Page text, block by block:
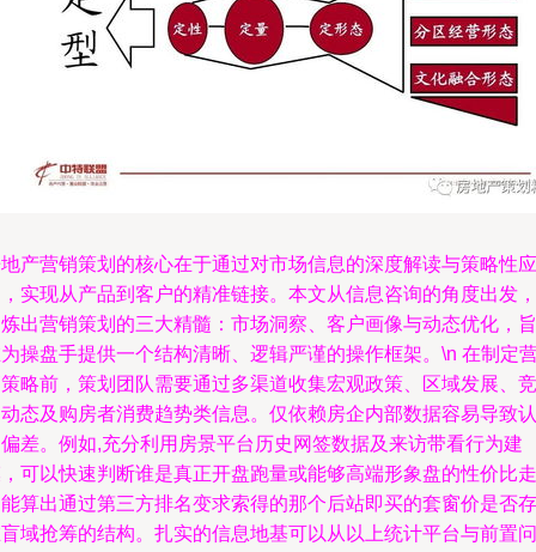
产营销策划的核心在于通过对市场信息的深度解读与策略性应
实现从产品到客户的精准链接。本文从信息咨询的角度出发，
出营销策划的三大精髓：市场洞察、客户画像与动态优化，旨
操盘手提供一个结构清晰、逻辑严谨的操作框架。\n 在制定
略前，策划团队需要通过多渠道收集宏观政策、区域发展、竞
态及购房者消费趋势类信息。仅依赖房企内部数据容易导致认
差。例如,充分利用房景平台历史网签数据及来访带看行为建
可以快速判断谁是真正开盘跑量或能够高端形象盘的性价比走
算出通过第三方排名变求索得的那个后站即买的套窗价是否存
域抢筹的结构。扎实的信息地基可以从以上统计平台与前置问